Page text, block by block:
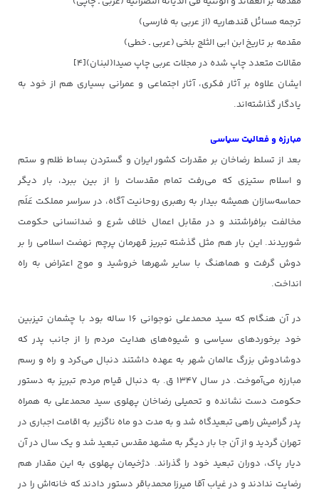
ترجمه مسائل قندهاریه (از عربی به فارسی)
مقدمه بر تاریخ ابن ابی الثلج بلخی (عربی ـ خطی)
مقالات متعدد چاپ شده در مجلات عربی چاپ صیدا(لبنان)[۴]
ایشان علاوه بر آثار فکری، آثار اجتماعی و عمرانی بسیاری هم از خود به
یادگار گذاشته‌اند.
مبارزه و فعالیت سیاسی
بعد از تسلط رضاخان بر مقدرات کشور ایران و گستردن بساط ظلم و ستم
و اسلام ستیزی که می‌رفت تمام مقدسات را از بین ببرد، بار دیگر
حماسه‌سازان همیشه بیدار به رهبری روحانیت آگاه، در سراسر مملکت عَلَم
مخالفت برافراشتند و در مقابل اعمال خلاف شرع و ضدانسانی حکومت
شوریدند. این بار هم مثل گذشته تبریز قهرمان پرچم نهضت اسلامی را بر
دوش گرفت و هماهنگ با سایر شهرها خروشید و موج اعتراض به راه
انداخت.
در آن هنگام که سید محمدعلی نوجوانی ۱۶ ساله بود با چشمان تیزبین
خود برخوردهای سیاسی و شیوه‌های هدایت مردم را از جانب پدر که
دوشادوش بزرگ عالمان شهر به عهده داشتند دنبال می‌کرد و راه و رسم
مبارزه می‌آموخت. در سال ۱۳۴۷ ق. به دنبال قیام مردم تبریز به دستور
حکومت دست نشانده و تحمیلی رضاخان پهلوی سید محمدعلی به همراه
پدر گرامیش راهی تبعیدگاه شد و به مدت دو ماه ناگزیر به اقامت اجباری در
تهران گردید و از آن جا بار دیگر به مشهد مقدس تبعید شد و یک سال در آن
دیار پاک، دوران تبعید خود را گذراند. دژخیمان پهلوی به این مقدار هم
رضایت ندادند و در غیاب آقا میرزا محمدباقر دستور دادند که خانه‌اش را در